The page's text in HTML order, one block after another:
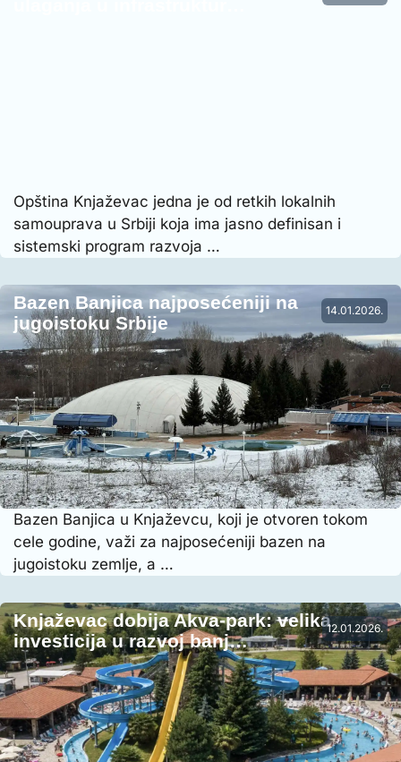
Opština Knjaževac jedna je od retkih lokalnih
samouprava u Srbiji koja ima jasno definisan i
sistemski program razvoja …
14.01.2026.
Bazen Banjica najposećeniji na
jugoistoku Srbije
Bazen Banjica u Knjaževcu, koji je otvoren tokom
cele godine, važi za najposećeniji bazen na
jugoistoku zemlje, a …
12.01.2026.
Knjaževac dobija Akva-park: velika
investicija u razvoj banj…